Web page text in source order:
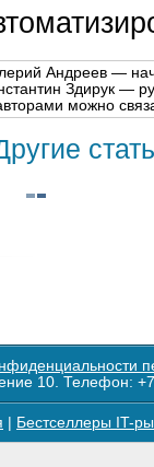
Андреев —
Здирук —
можно
10. Телефон:
Бестселлеры IT-